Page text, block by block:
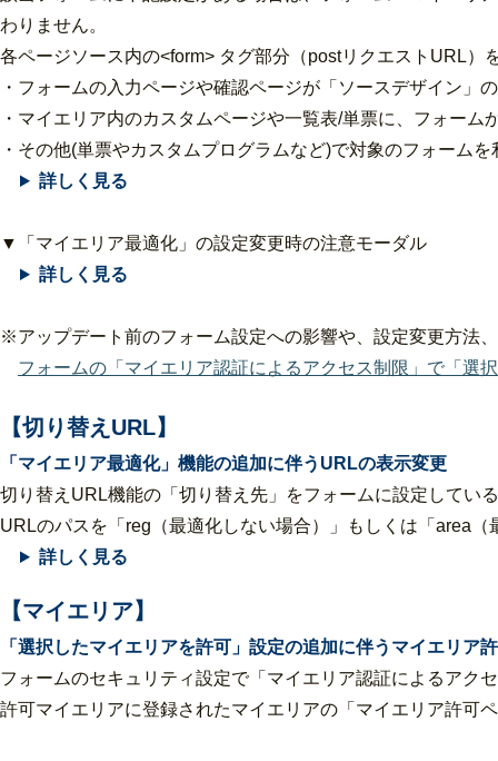
わりません。
各ページソース内の<form> タグ部分（postリクエストURL
・フォームの入力ページや確認ページが「ソースデザイン」
・マイエリア内のカスタムページや一覧表/単票に、フォー
・その他(単票やカスタムプログラムなど)で対象のフォーム
詳しく見る
▼「マイエリア最適化」の設定変更時の注意モーダル
詳しく見る
※アップデート前のフォーム設定への影響や、設定変更方法
フォームの「マイエリア認証によるアクセス制限」で「選
【切り替えURL】
「マイエリア最適化」機能の追加に伴うURLの表示変更
切り替えURL機能の「切り替え先」をフォームに設定してい
URLのパスを「reg（最適化しない場合）」もしくは「area
詳しく見る
【マイエリア】
「選択したマイエリアを許可」設定の追加に伴うマイエリア
フォームのセキュリティ設定で「マイエリア認証によるアク
許可マイエリアに登録されたマイエリアの「マイエリア許可